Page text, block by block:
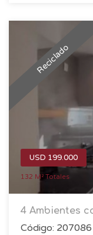
Reciclado
USD 199.000
132 M² Totales
4 Ambientes
Código: 207086